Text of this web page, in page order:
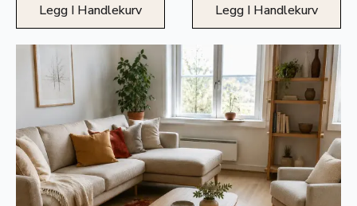
Legg I Handlekurv Legg I Handlekurv